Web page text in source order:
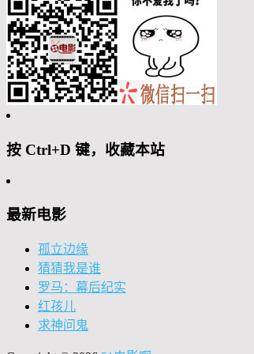
按 Ctrl+D 键，收藏本站
最新电影
孤立边缘
猜猜我是谁
罗马：幕后纪实
红孩儿
求神问鬼